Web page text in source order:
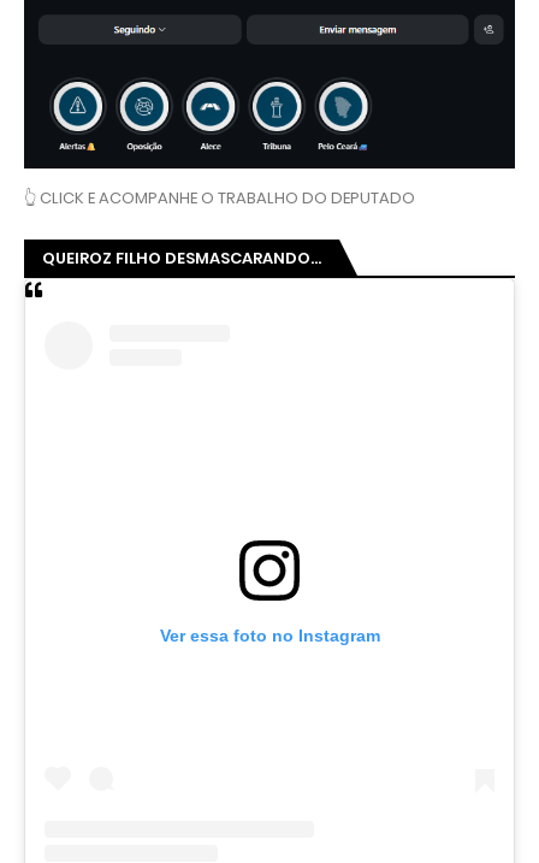
👆 CLICK E ACOMPANHE O TRABALHO DO DEPUTADO
QUEIROZ FILHO DESMASCARANDO...
Ver essa foto no Instagram